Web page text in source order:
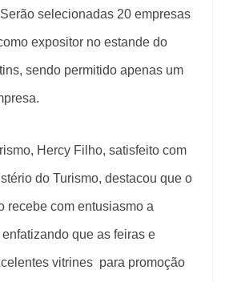
selecionadas 20 empresas
expositor no estande do
sendo permitido apenas um
Hercy Filho, satisfeito com
do Turismo, destacou que o
recebe com entusiasmo a
que as feiras e
vitrines para promoção